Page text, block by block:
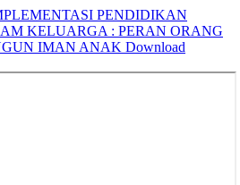
PENDIDIKAN
KELUARGA : PERAN ORANG
IMAN ANAK Download